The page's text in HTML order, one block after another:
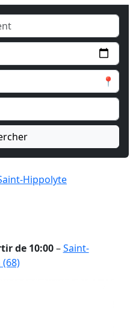
📍
Hippolyte
de 10:00–Saint-